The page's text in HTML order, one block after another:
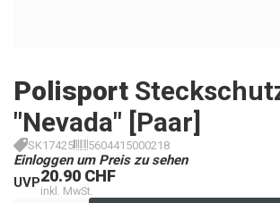
Polisport
"Nevada" [Paar]
SK17425 5604415000218
Einloggen um Preis zu sehen
UVP20.90 CHF
inkl. MwSt.